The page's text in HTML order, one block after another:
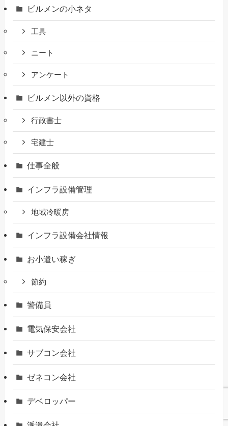
ビルメンの小ネタ
工具
ニート
アンケート
ビルメン以外の資格
行政書士
宅建士
仕事全般
インフラ設備管理
地域冷暖房
インフラ設備会社情報
お小遣い稼ぎ
節約
警備員
電気保安会社
サブコン会社
ゼネコン会社
デベロッパー